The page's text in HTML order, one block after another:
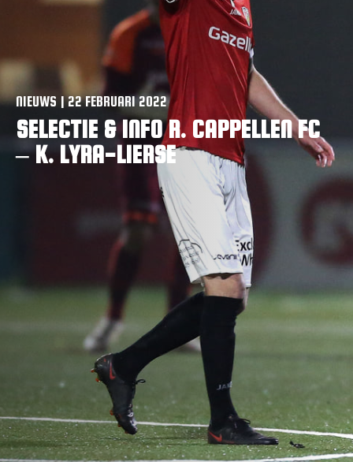
NIEUWS | 22 FEBRUARI 2022
SELECTIE & INFO R. CAPPELLEN FC
– K. LYRA-LIERSE
CONTACTEER ONS